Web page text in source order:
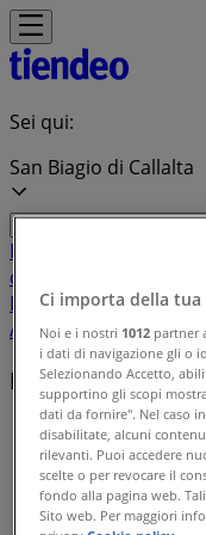
Sei qui:
San Biagio di Callalta
In Evidenza
casa e corpo
BenessereInfanzia e
AssicurazioniViaggi
Indice delle
Tiendeo a San
Indice delle
Ci importa della
Noi e i nostri 1012 partner
i dati di navigazione gli o
Selezionando Accetto,
supportino gli scopi
dati da fornire". Nel caso
disabilitate, alcuni
rilevanti. Puoi accedere
scelte o per revocare il
fondo alla pagina web.
Sito web. Per maggiori